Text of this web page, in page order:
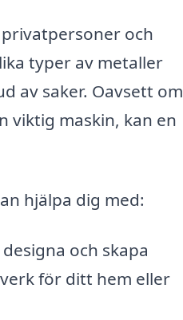
och
typer av metaller
av saker. Oavsett om
viktig maskin, kan en
hjälpa dig med:
och skapa
för ditt hem eller